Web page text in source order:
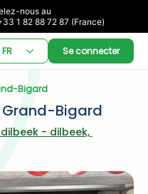
nous au
1 82 88 72 87 (France)
FR Se connecter
Bigard
Grand-Bigard
- dilbeek,